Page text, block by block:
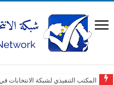
المكتب التنفيذي لشبكة الانتخابات